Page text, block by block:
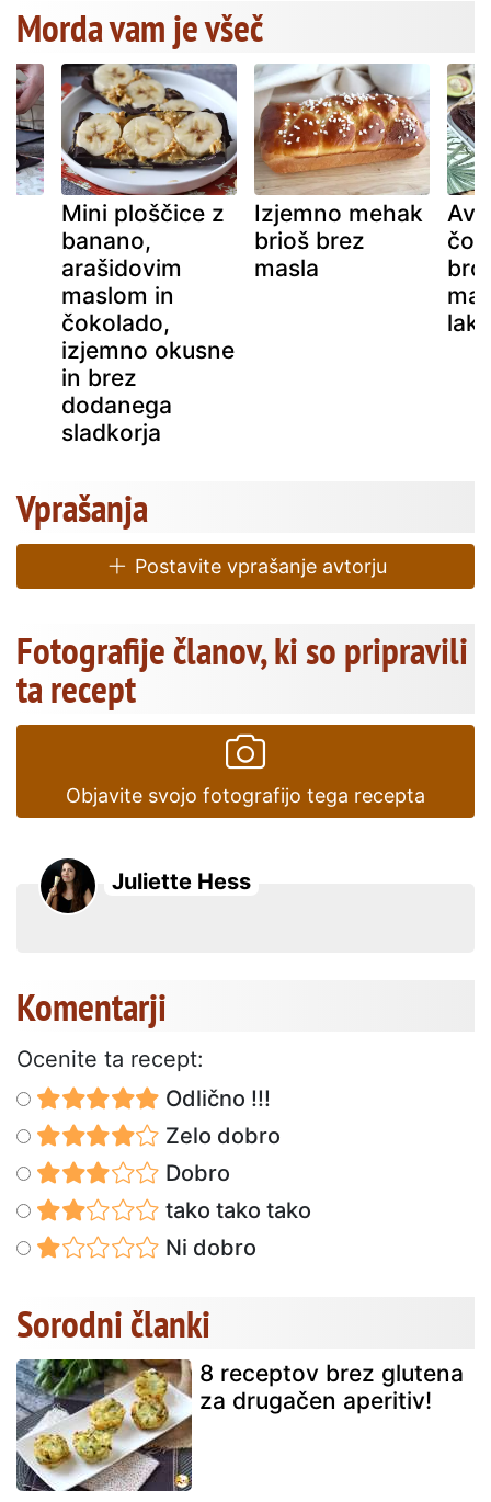
Morda vam je všeč
Mini ploščice z
banano,
arašidovim
maslom in
čokolado,
izjemno okusne
in brez
dodanega
sladkorja
Izjemno mehak
brioš brez
masla
Vprašanja
Postavite vprašanje avtorju
Fotografije članov, ki so pripravili
ta recept
Objavite svojo fotografijo tega recepta
Juliette Hess
Komentarji
Ocenite ta recept:
Odlično !!!
Zelo dobro
Dobro
tako tako tako
Ni dobro
Sorodni članki
8 receptov brez glutena
za drugačen aperitiv!